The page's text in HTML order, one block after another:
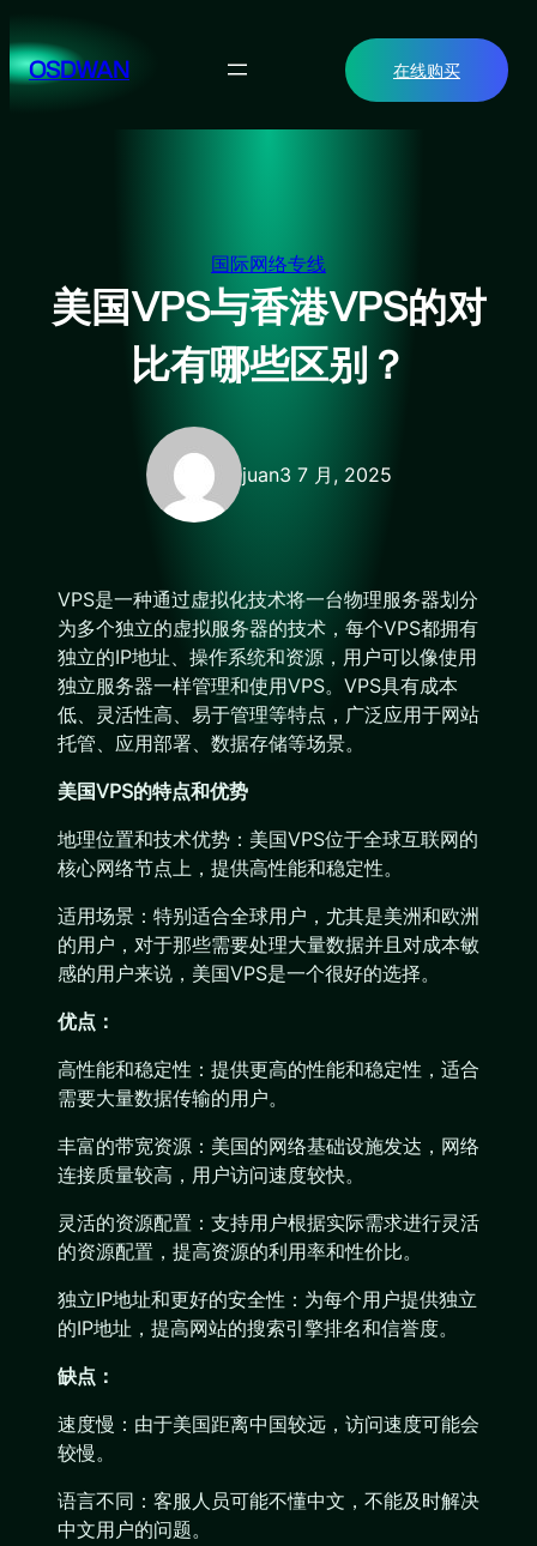
至
内OSDWAN 在线购买
国际网络专线
美国VPS与香港VPS的对
比有哪些区别？
juan3 7 月, 2025
VPS是一种通过虚拟化技术将一台物理服务器划分
为多个独立的虚拟服务器的技术，每个VPS都拥有
独立的IP地址、操作系统和资源，用户可以像使用
独立服务器一样管理和使用VPS。VPS具有成本
低、灵活性高、易于管理等特点，广泛应用于网站
托管、应用部署、数据存储等场景。
美国VPS的特点和优势
地理位置和技术优势：美国VPS位于全球互联网的
核心网络节点上，提供高性能和稳定性。
适用场景：特别适合全球用户，尤其是美洲和欧洲
的用户，对于那些需要处理大量数据并且对成本敏
感的用户来说，美国VPS是一个很好的选择。
优点：
高性能和稳定性：提供更高的性能和稳定性，适合
需要大量数据传输的用户。
丰富的带宽资源：美国的网络基础设施发达，网络
连接质量较高，用户访问速度较快。
灵活的资源配置：支持用户根据实际需求进行灵活
的资源配置，提高资源的利用率和性价比。
独立IP地址和更好的安全性：为每个用户提供独立
的IP地址，提高网站的搜索引擎排名和信誉度。
缺点：
速度慢：由于美国距离中国较远，访问速度可能会
较慢。
语言不同：客服人员可能不懂中文，不能及时解决
中文用户的问题。